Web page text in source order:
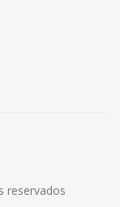
reservados